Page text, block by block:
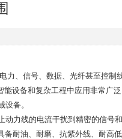
力、信号、数据、光纤甚至控制
设备和复杂工程中应用非常广
备。
动力线的电流干扰到精密的信号
备耐油、耐磨、抗紫外线、耐高